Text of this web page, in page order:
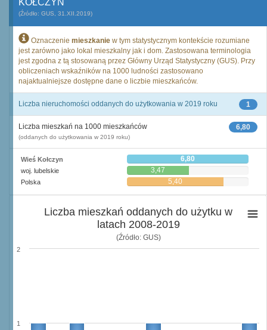
KOŁCZYN
(Źródło: GUS, 31.XII.2019)
Oznaczenie mieszkanie w tym statystycznym kontekście rozumiane
jest zarówno jako lokal mieszkalny jak i dom. Zastosowana terminologia
jest zgodna z tą stosowaną przez Główny Urząd Statystyczny (GUS). Przy
obliczeniach wskaźników na 1000 ludności zastosowano
najaktualniejsze dostępne dane o liczbie mieszkańców.
1
Liczba nieruchomości oddanych do użytkowania w 2019 roku
6,80
Liczba mieszkań na 1000 mieszkańców
(oddanych do użytkowania w 2019 roku)
Wieś Kołczyn 6,80
woj. lubelskie 3,47
Polska 5,40
Liczba mieszkań oddanych do użytku w
latach 2008-2019
(Źródło: GUS)
1
2